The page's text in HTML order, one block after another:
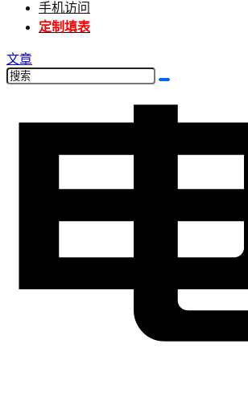
手机访问
定制填表
文章